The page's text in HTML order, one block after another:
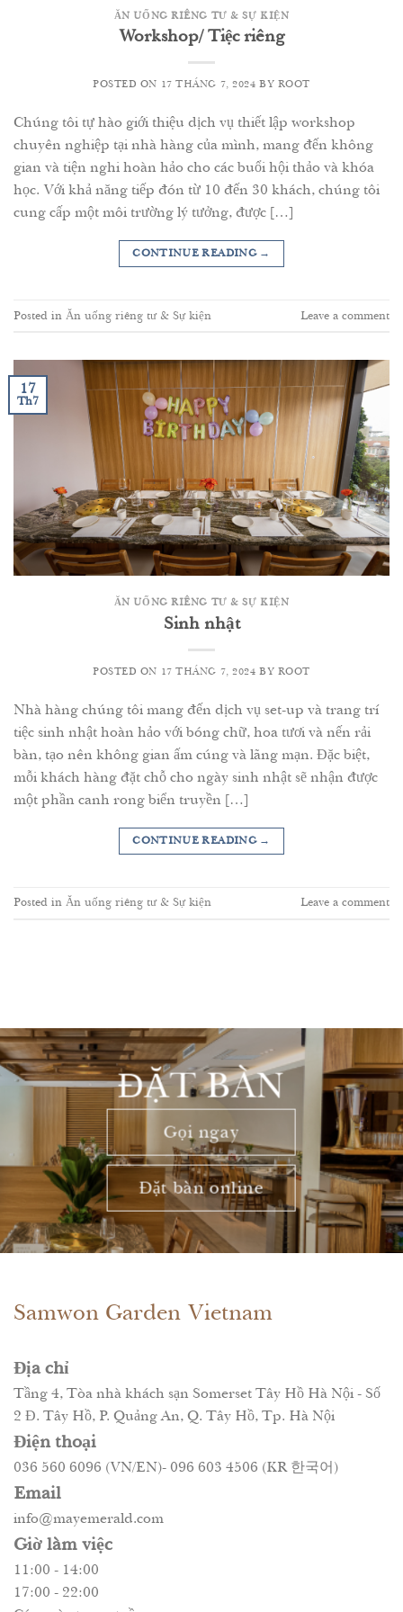
ĂN UỐNG RIÊNG TƯ & SỰ KIỆN
Workshop/ Tiệc riêng
POSTED ON 17 THÁNG 7, 2024 BY ROOT
Chúng tôi tự hào giới thiệu dịch vụ thiết lập workshop
chuyên nghiệp tại nhà hàng của mình, mang đến không
gian và tiện nghi hoàn hảo cho các buổi hội thảo và khóa
học. Với khả năng tiếp đón từ 10 đến 30 khách, chúng tôi
cung cấp một môi trường lý tưởng, được […]
CONTINUE READING →
Posted in Ăn uống riêng tư & Sự kiện Leave a comment
17
Th7
ĂN UỐNG RIÊNG TƯ & SỰ KIỆN
Sinh nhật
POSTED ON 17 THÁNG 7, 2024 BY ROOT
Nhà hàng chúng tôi mang đến dịch vụ set-up và trang trí
tiệc sinh nhật hoàn hảo với bóng chữ, hoa tươi và nến rải
bàn, tạo nên không gian ấm cúng và lãng mạn. Đặc biệt,
mỗi khách hàng đặt chỗ cho ngày sinh nhật sẽ nhận được
một phần canh rong biển truyền […]
CONTINUE READING →
Posted in Ăn uống riêng tư & Sự kiện Leave a comment
ĐẶT BÀN
Gọi ngay
Đặt bàn online
Samwon Garden Vietnam
Địa chỉ
Tầng 4, Tòa nhà khách sạn Somerset Tây Hồ Hà Nội - Số
2 Đ. Tây Hồ, P. Quảng An, Q. Tây Hồ, Tp. Hà Nội
Điện thoại
036 560 6096 (VN/EN)- 096 603 4506 (KR 한국어)
Email
info@mayemerald.com
Giờ làm việc
11:00 - 14:00
17:00 - 22:00